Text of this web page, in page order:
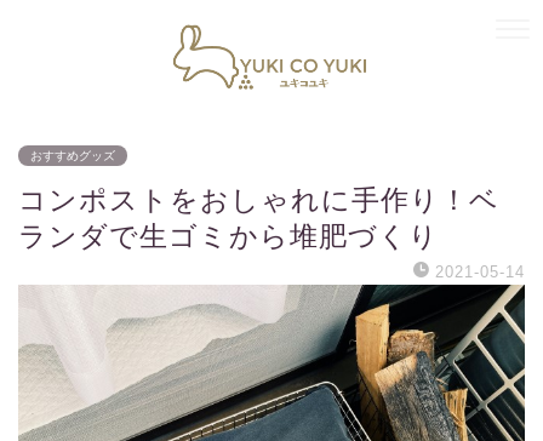
おすすめグッズ
コンポストをおしゃれに手作り！ベ
ランダで生ゴミから堆肥づくり
2021-05-14